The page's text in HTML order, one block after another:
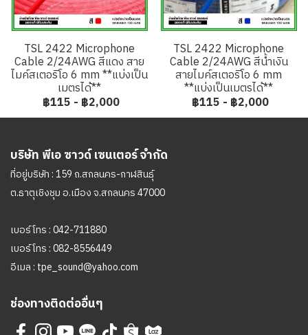
TSL 2422 Microphone
Cable 2/24AWG สีแดง สาย
ไมค์สเตอริโอ 6 mm **แบ่งเป็น
เมตรได้**
฿115 - ฿2,000
TSL 2422 Microphone
Cable 2/24AWG สีน้ำเงิน
สายไมค์สเตอริโอ 6 mm
**แบ่งเป็นเมตรได้**
฿115 - ฿2,000
บริษัท พีเอ ซาวด์ เซนเตอร์ จำกัด
ที่อยู่บริษัท : 159 ถ.สกลนคร-กาฬสินธุ์
ต.ธาตุเชิงชุม อ.เมือง จ.สกลนคร 47000
เบอร์โทร :042-711880
เบอร์โทร :082-8556449
อีเมล : tpe_sound@yahoo.com
ช่องทางติดต่ออื่นๆ